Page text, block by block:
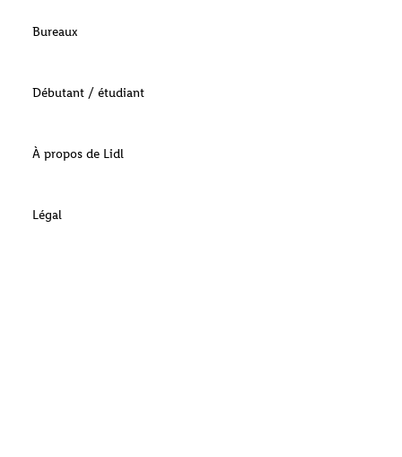
Bureaux
Débutant / étudiant
À propos de Lidl
Légal